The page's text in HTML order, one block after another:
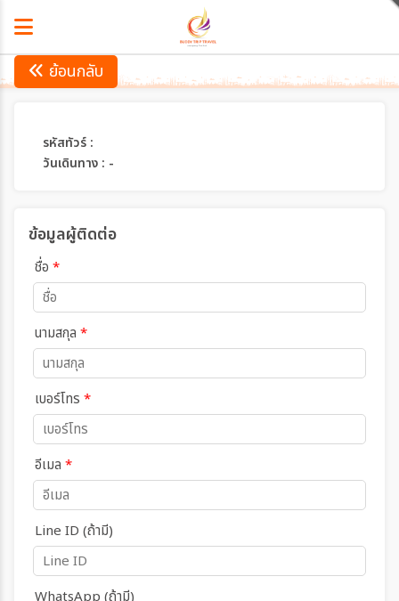
ย้อนกลับ
รหัสทัวร์ :
วันเดินทาง : -
ข้อมูลผู้ติดต่อ
ชื่อ *
นามสกุล *
เบอร์โทร *
อีเมล *
Line ID (ถ้ามี)